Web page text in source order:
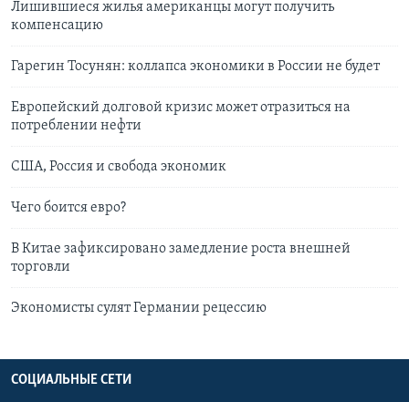
Лишившиеся жилья американцы могут получить
компенсацию
Гарегин Тосунян: коллапса экономики в России не будет
Европейский долговой кризис может отразиться на
потреблении нефти
США, Россия и свобода экономик
Чего боится евро?
В Китае зафиксировано замедление роста внешней
торговли
Экономисты сулят Германии рецессию
СОЦИАЛЬНЫЕ СЕТИ